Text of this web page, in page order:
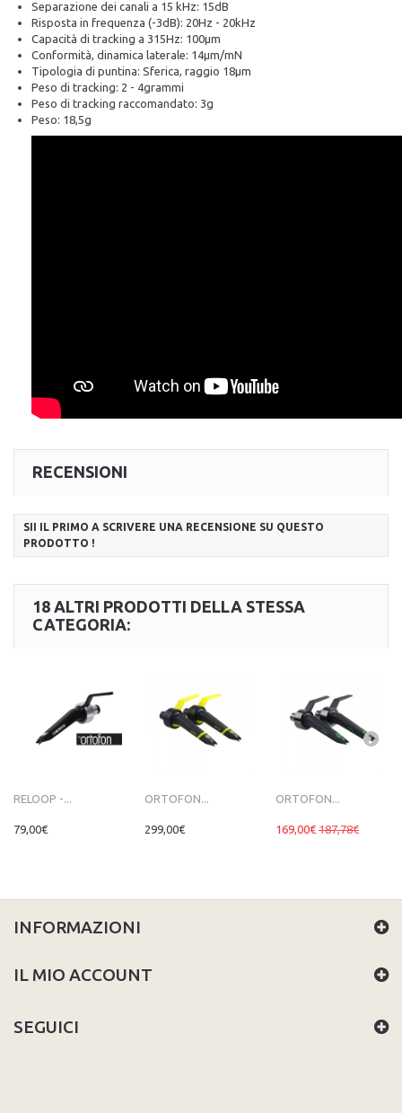
Separazione dei canali a 15 kHz: 15dB
Risposta in frequenza (-3dB): 20Hz - 20kHz
Capacità di tracking a 315Hz: 100µm
Conformità, dinamica laterale: 14µm/mN
Tipologia di puntina: Sferica, raggio 18µm
Peso di tracking: 2 - 4grammi
Peso di tracking raccomandato: 3g
Peso: 18,5g
RECENSIONI
SII IL PRIMO A SCRIVERE UNA RECENSIONE SU QUESTO
PRODOTTO !
18 ALTRI PRODOTTI DELLA STESSA
CATEGORIA:
RELOOP -...
79,00€
ORTOFON...
299,00€
ORTOFON...
169,00€ 187,78€
INFORMAZIONI
IL MIO ACCOUNT
SEGUICI